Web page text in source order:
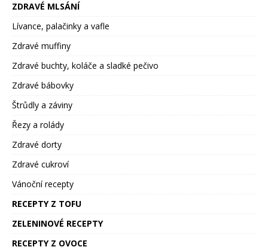
ZDRAVÉ MLSÁNÍ
Lívance, palačinky a vafle
Zdravé muffiny
Zdravé buchty, koláče a sladké pečivo
Zdravé bábovky
Štrůdly a záviny
Řezy a rolády
Zdravé dorty
Zdravé cukroví
Vánoční recepty
RECEPTY Z TOFU
ZELENINOVÉ RECEPTY
RECEPTY Z OVOCE